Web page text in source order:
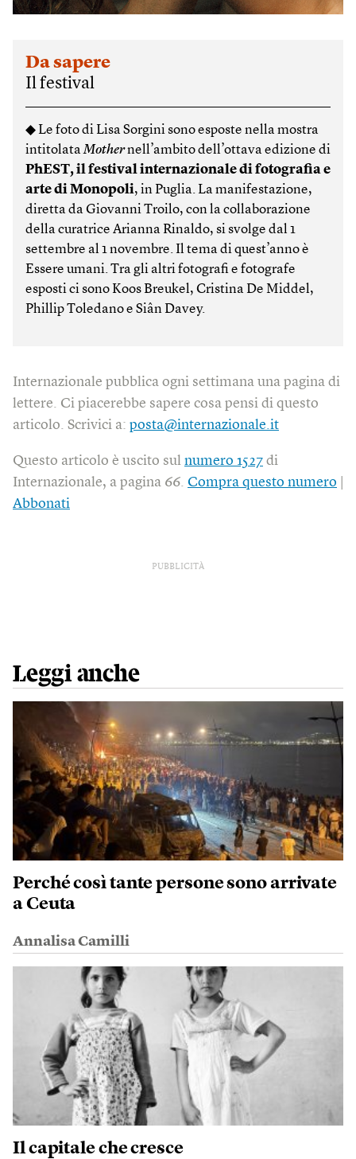
Da sapere
Il festival
◆ Le foto di Lisa Sorgini sono esposte nella mostra
intitolataMothernell’ambito dell’ottava edizione di
PhEST, il festival internazionale di fotografia e
arte di Monopoli, in Puglia. La manifestazione,
diretta da Giovanni Troilo, con la collaborazione
della curatrice Arianna Rinaldo, si svolge dal 1
settembre al 1 novembre. Il tema di quest’anno è
Essere umani. Tra gli altri fotografi e fotografe
esposti ci sono Koos Breukel, Cristina De Middel,
Phillip Toledano e Siân Davey.
Internazionale pubblica ogni settimana una pagina di
lettere. Ci piacerebbe sapere cosa pensi di questo
articolo. Scrivici a: posta@internazionale.it
Questo articolo è uscito sul numero 1527 di
Internazionale, a pagina 66. Compra questo numero
Abbonati
PUBBLICITÀ
Leggi anche
Perché così tante persone sono arrivate
a Ceuta
Annalisa Camilli
Il capitale che cresce